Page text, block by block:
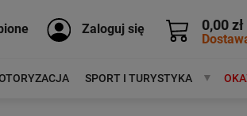
0,00 zł
Zaloguj się
SPORT I TURYSTYKA MARKI